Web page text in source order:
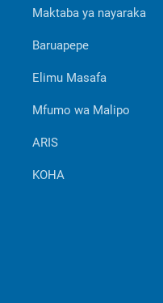
Maktaba ya nayaraka
Baruapepe
Elimu Masafa
Mfumo wa Malipo
ARIS
KOHA